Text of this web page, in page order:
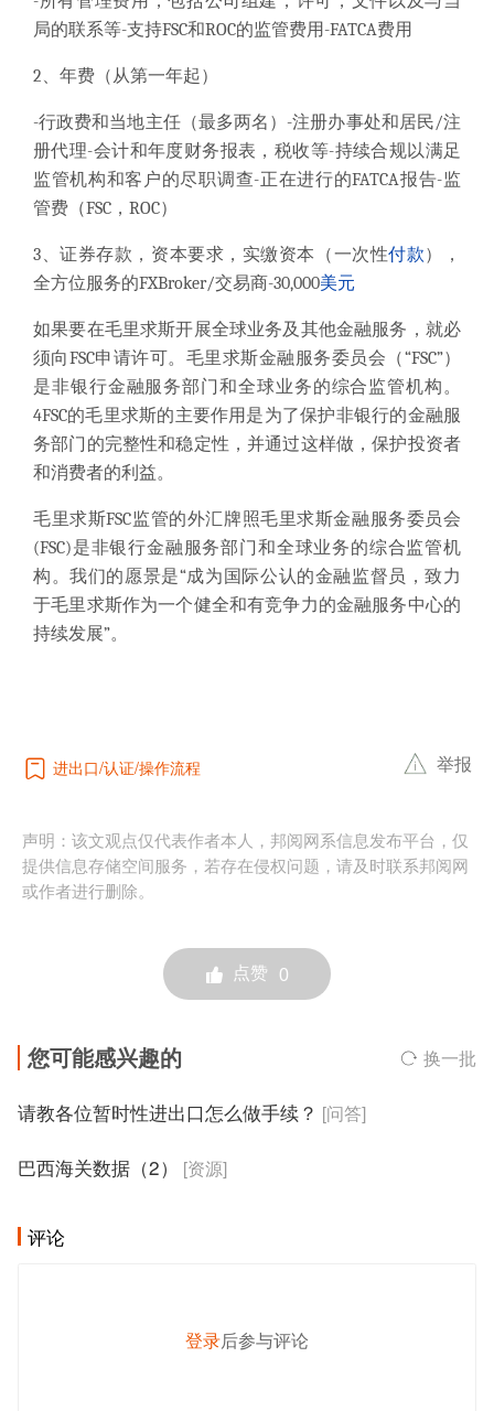
局的联系等-支持FSC和ROC的监管费用-FATCA费用
2、年费（从第一年起）
-行政费和当地主任（最多两名）-注册办事处和居民/注
册代理-会计和年度财务报表，税收等-持续合规以满足
监管机构和客户的尽职调查-正在进行的FATCA报告-监
管费（FSC，ROC）
3、证券存款，资本要求，实缴资本（一次性付款），
全方位服务的FXBroker/交易商-30,000美元
如果要在毛里求斯开展全球业务及其他金融服务，就必
须向FSC申请许可。毛里求斯金融服务委员会（“FSC”）
是非银行金融服务部门和全球业务的综合监管机构。
4FSC的毛里求斯的主要作用是为了保护非银行的金融服
务部门的完整性和稳定性，并通过这样做，保护投资者
和消费者的利益。
毛里求斯FSC监管的外汇牌照毛里求斯金融服务委员会
(FSC)是非银行金融服务部门和全球业务的综合监管机
构。我们的愿景是“成为国际公认的金融监督员，致力
于毛里求斯作为一个健全和有竞争力的金融服务中心的
持续发展”。
进出口 认证 操作流程 举报
声明：该文观点仅代表作者本人，邦阅网系信息发布平台，仅
提供信息存储空间服务，若存在侵权问题，请及时联系邦阅网
或作者进行删除。
点赞 0
您可能感兴趣的 换一批
请教各位暂时性进出口怎么做手续？ [问答]
巴西海关数据（2） [资源]
评论
登录后参与评论